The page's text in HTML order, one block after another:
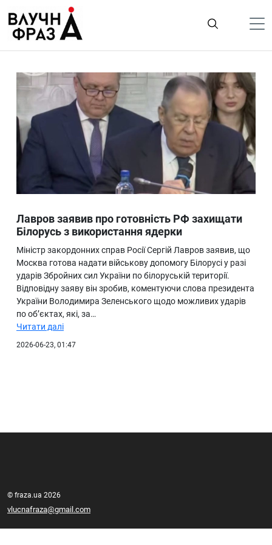
содержимому
Гроші
Життя
Лайфстайл
ТехноНаука
Людина
Ukraine
Про нас
Лавров заявив про готовність РФ захищати
Білорусь з використання ядерки
Міністр закордонних справ Росії Сергій Лавров заявив, що
Москва готова надати військову допомогу Білорусі у разі
ударів Збройних сил України по білоруській території.
Відповідну заяву він зробив, коментуючи слова президента
України Володимира Зеленського щодо можливих ударів
по об’єктах, які, за…
Читати далі
2026-06-23, 01:47
© fraza.ua 2026
vlucnafraza@gmail.com